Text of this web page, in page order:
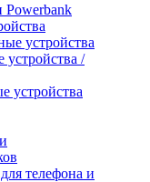
Powerbank
устройства
устройства /
устройства
телефона и